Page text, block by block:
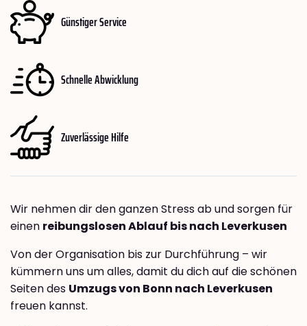
Günstiger Service
Schnelle Abwicklung
Zuverlässige Hilfe
Wir nehmen dir den ganzen Stress ab und sorgen für
einen reibungslosen Ablauf bis nach Leverkusen
Von der Organisation bis zur Durchführung – wir
kümmern uns um alles, damit du dich auf die schönen
Seiten des Umzugs von Bonn nach Leverkusen
freuen kannst.